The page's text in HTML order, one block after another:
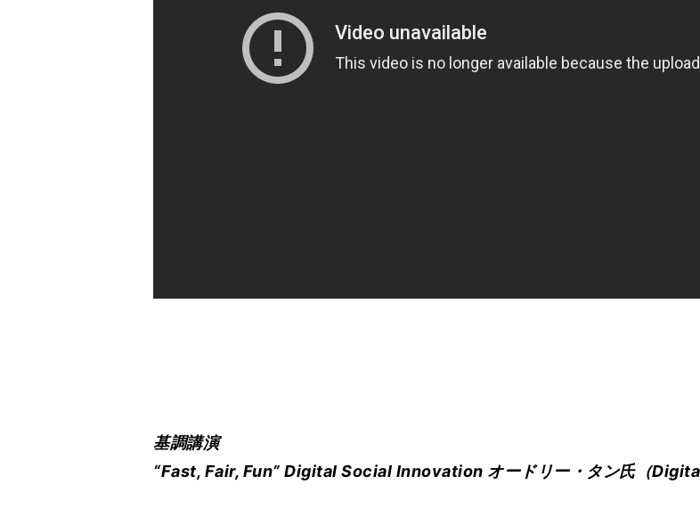
基調講演
“Fast, Fair, Fun” Digital Social Innovation オードリー・タン氏（